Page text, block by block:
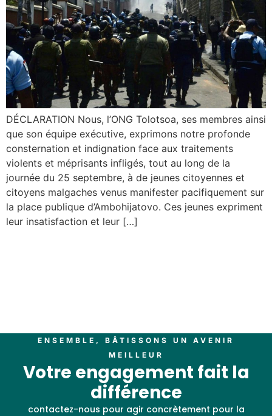
DÉCLARATION Nous, l’ONG Tolotsoa, ses membres ainsi
que son équipe exécutive, exprimons notre profonde
consternation et indignation face aux traitements
violents et méprisants infligés, tout au long de la
journée du 25 septembre, à de jeunes citoyennes et
citoyens malgaches venus manifester pacifiquement sur
la place publique d’Ambohijatovo. Ces jeunes expriment
leur insatisfaction et leur […]
ENSEMBLE, BÂTISSONS UN AVENIR
MEILLEUR
Votre engagement fait la
différence
contactez-nous pour agir concrètement pour la